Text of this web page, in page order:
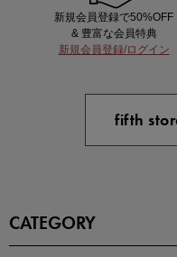
新規会員登録で50%OFF
& 豊富な会員特典
新規会員登録/ログイン
fifth
CATEGORY